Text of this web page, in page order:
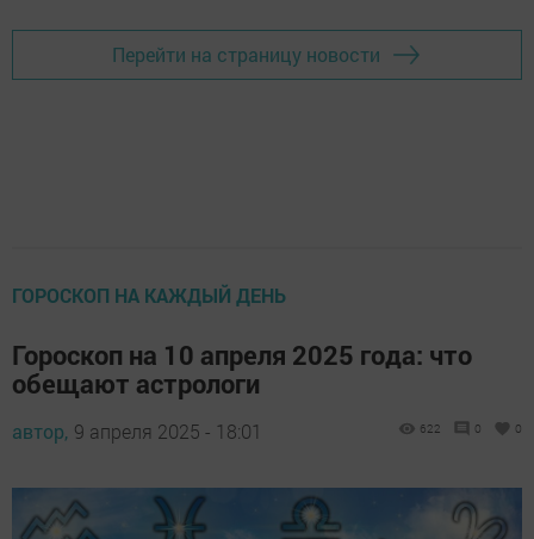
Перейти на страницу новости
ГОРОСКОП НА КАЖДЫЙ ДЕНЬ
Гороскоп на 10 апреля 2025 года: что
обещают астрологи
автор, 9 апреля 2025 - 18:01 622 0 0